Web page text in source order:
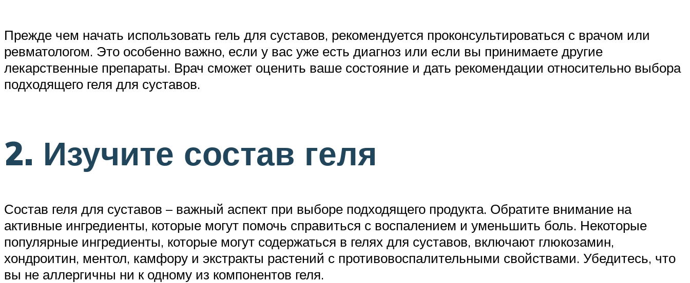
Прежде чем начать использовать гель для суставов, рекомендуется проконсультироваться с врачом или
ревматологом. Это особенно важно, если у вас уже есть диагноз или если вы принимаете другие
лекарственные препараты. Врач сможет оценить ваше состояние и дать рекомендации относительно выбора
подходящего геля для суставов.
2. Изучите состав геля
Состав геля для суставов – важный аспект при выборе подходящего продукта. Обратите внимание на
активные ингредиенты, которые могут помочь справиться с воспалением и уменьшить боль. Некоторые
популярные ингредиенты, которые могут содержаться в гелях для суставов, включают глюкозамин,
хондроитин, ментол, камфору и экстракты растений с противовоспалительными свойствами. Убедитесь, что
вы не аллергичны ни к одному из компонентов геля.